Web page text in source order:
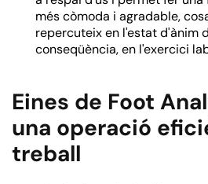
més còmoda i agradable,
repercuteix en l'estat d'ànim
conseqüència, en l'exercici
Eines de Foot
una operació
treball